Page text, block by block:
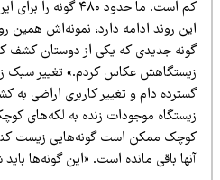
کم است. ما حدود ۴۸۰ گونه را
روند ادامه دارد، نمونه‌اش همین
جدیدی که یکی از دوستان کشف کرده
عکاس کردم.» تغییر سبک
دام و تغییر کاربری اراضی به
موجودات زنده به لکه‌های کوچک
ممکن است گونه‌هایی زیست کنند که
باقی مانده است. «این گونه‌ها باید